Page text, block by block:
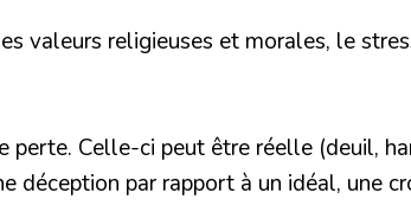
valeurs religieuses et morales, le
perte. Celle-ci peut être réelle (deuil,
par rapport à un idéal, une